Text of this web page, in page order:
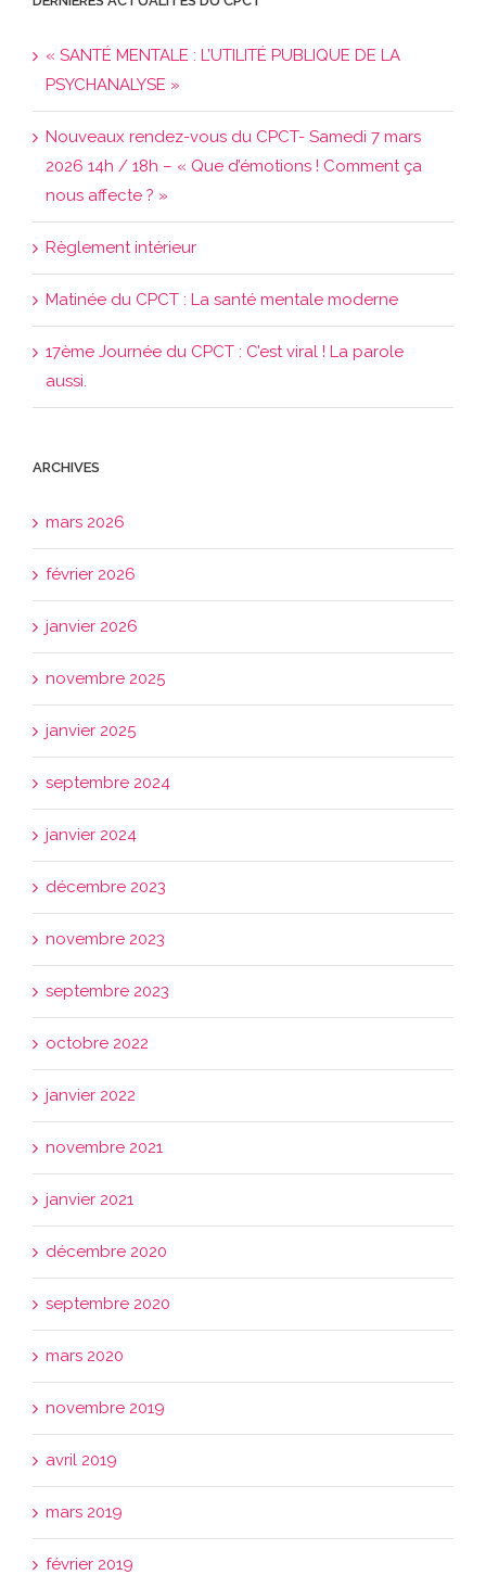
« SANTÉ MENTALE : L’UTILITÉ PUBLIQUE DE LA
PSYCHANALYSE »
Nouveaux rendez-vous du CPCT- Samedi 7 mars
2026 14h / 18h – « Que d’émotions ! Comment ça
nous affecte ? »
Règlement intérieur
Matinée du CPCT : La santé mentale moderne
17ème Journée du CPCT : C’est viral ! La parole
aussi.
ARCHIVES
mars 2026
février 2026
janvier 2026
novembre 2025
janvier 2025
septembre 2024
janvier 2024
décembre 2023
novembre 2023
septembre 2023
octobre 2022
janvier 2022
novembre 2021
janvier 2021
décembre 2020
septembre 2020
mars 2020
novembre 2019
avril 2019
mars 2019
février 2019